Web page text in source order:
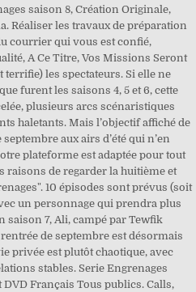
saison 8, Création Originale,
Réaliser les travaux de préparation
courrier qui vous est confié,
A Ce Titre, Vos Missions Seront
terrifie) les spectateurs. Si elle ne
furent les saisons 4, 5 et 6, cette
plusieurs arcs scénaristiques
haletants. Mais l’objectif affiché de
aux airs d’été qui n’en
plateforme est adaptée pour tout
raisons de regarder la huitième et
10 épisodes sont prévus (soit
un personnage qui prendra plus
saison 7, Ali, campé par Tewfik
de septembre est désormais
privée est plutôt chaotique, avec
stables. Serie Engrenages
Français Tous publics. Calls,